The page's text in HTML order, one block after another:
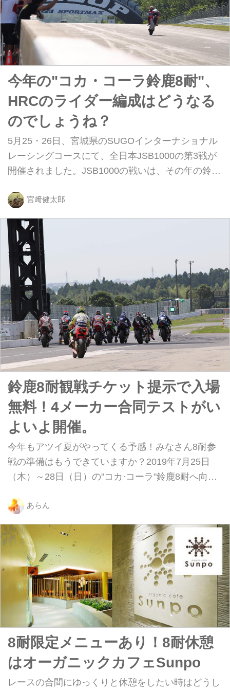
今年の"コカ・コーラ鈴鹿8耐"、
HRCのライダー編成はどうなる
のでしょうね？
5月25・26日、宮城県のSUGOインターナショナル
レーシングコースにて、全日本JSB1000の第3戦が
開催されました。JSB1000の戦いは、その年の鈴鹿
り具合を見ることができます！ どうも今年
ぶりが目立ちますね！ はたして今年の鈴鹿8耐、
HRCはどのライダーたちを起用するのでしょうか？
宮﨑健太郎
鈴鹿8耐観戦チケット提示で入場
無料！4メーカー合同テストがい
よいよ開催。
今年もアツイ夏がやってくる予感！みなさん8耐参
戦の準備はもうできていますか？2019年7月25日
（木）～28日（日）の"コカ·コーラ"鈴鹿8耐へ向
よ。 あらん
8耐限定メニューあり！8耐休憩
はオーガニックカフェSunpo
レースの合間にゆっくりと休憩をしたい時はどうし